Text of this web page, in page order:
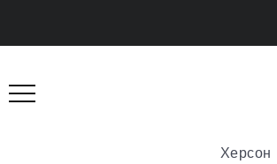
Херсон